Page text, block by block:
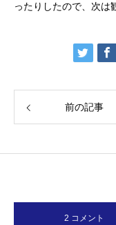
ったりしたので、次
前の記事
2 コメント